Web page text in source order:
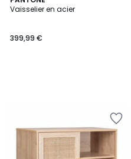
Vaisselier en acier
399,99 €